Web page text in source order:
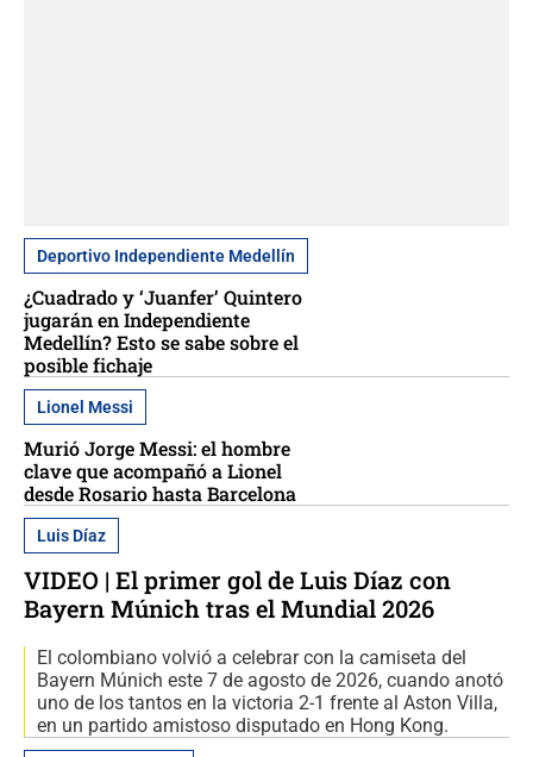
Deportivo Independiente Medellín
¿Cuadrado y ‘Juanfer’ Quintero
jugarán en Independiente
Medellín? Esto se sabe sobre el
posible fichaje
Lionel Messi
Murió Jorge Messi: el hombre
clave que acompañó a Lionel
desde Rosario hasta Barcelona
Luis Díaz
VIDEO | El primer gol de Luis Díaz con
Bayern Múnich tras el Mundial 2026
El colombiano volvió a celebrar con la camiseta del
Bayern Múnich este 7 de agosto de 2026, cuando anotó
uno de los tantos en la victoria 2-1 frente al Aston Villa,
en un partido amistoso disputado en Hong Kong.